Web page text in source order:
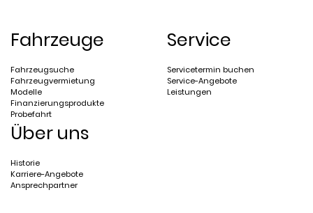
Fahrzeuge
Fahrzeugsuche
Fahrzeugvermietung
Modelle
Finanzierungsprodukte
Probefahrt
Service
Servicetermin buchen
Service-Angebote
Leistungen
Über uns
Historie
Karriere-Angebote
Ansprechpartner